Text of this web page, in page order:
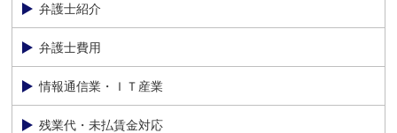
弁護士紹介
弁護士費用
情報通信業・ＩＴ産業
残業代・未払賃金対応